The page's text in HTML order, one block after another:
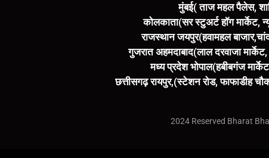
मुंबई( ताज महल पैलेस,
कोलकाता(सर स्टुअर्ट हॉग मार्केट,
राजस्थान जयपुर(हवामहल
गुजरात अहमदाबाद(लाल दरवाजा
मध्य प्रदेश भोपाल(हबीबगंज
छत्तीसगढ़ रायपुर,(स्टेशन रोड, फाफाडीह
2024 Reserved Bharat